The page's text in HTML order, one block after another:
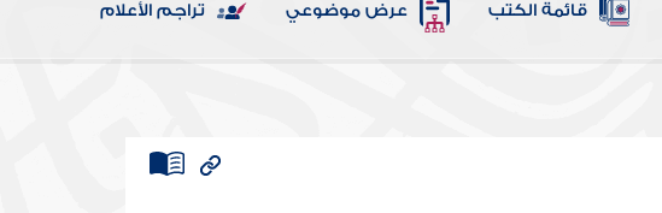
قائمة الكتب عرض موضوعي تراجم الأعلام